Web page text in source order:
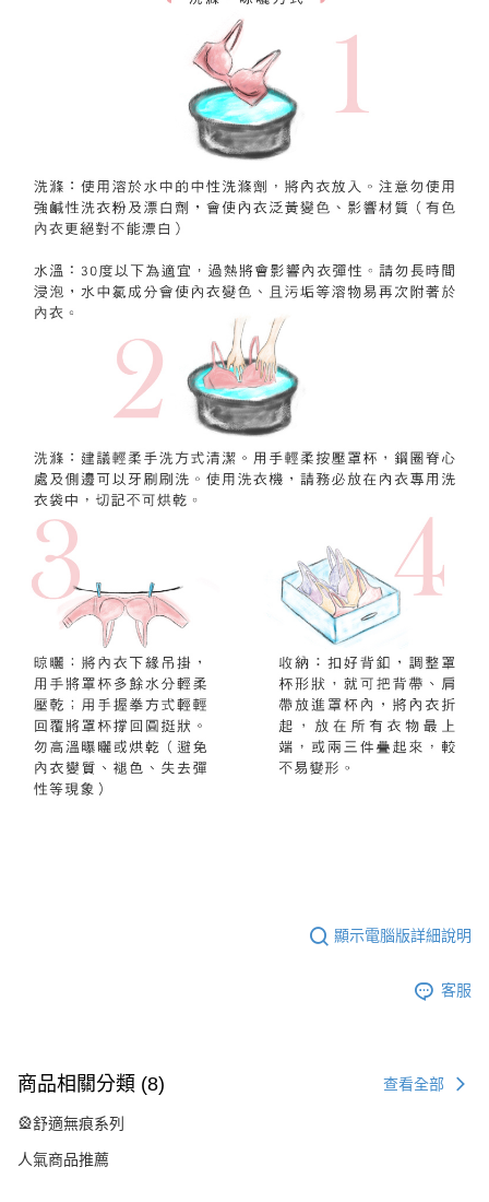
顯示電腦版詳細說明
客服
商品相關分類 (8) 查看全部
🎡舒適無痕系列
人氣商品推薦